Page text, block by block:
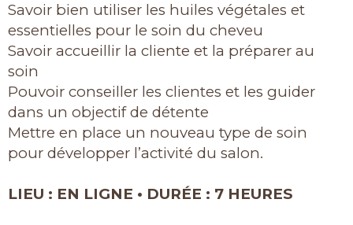
Savoir bien utiliser les huiles végétales et
essentielles pour le soin du cheveu
Savoir accueillir la cliente et la préparer au
soin
Pouvoir conseiller les clientes et les guider
dans un objectif de détente
Mettre en place un nouveau type de soin
pour développer l’activité du salon.
LIEU : EN LIGNE • DURÉE : 7 HEURES